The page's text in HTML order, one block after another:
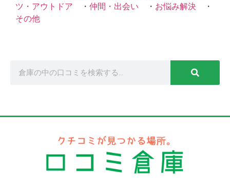
ツ・アウトドア ・ 仲間・出会い ・ お悩み解決 ・
その他